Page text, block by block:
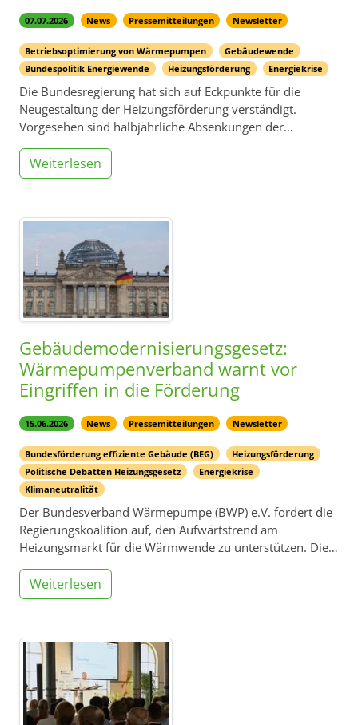
07.07.2026 News Pressemitteilungen Newsletter
Betriebsoptimierung von Wärmepumpen
Gebäudewende
Bundespolitik Energiewende
Heizungsförderung Energiekrise
Die Bundesregierung hat sich auf Eckpunkte für die
Neugestaltung der Heizungsförderung verständigt.
Vorgesehen sind halbjährliche Absenkungen der…
Weiterlesen
Gebäudemodernisierungsgesetz:
Wärmepumpenverband warnt vor
Eingriffen in die Förderung
15.06.2026 News Pressemitteilungen Newsletter
Bundesförderung effiziente Gebäude (BEG)
Heizungsförderung
Politische Debatten Heizungsgesetz
Energiekrise
Klimaneutralität
Der Bundesverband Wärmepumpe (BWP) e.V. fordert die
Regierungskoalition auf, den Aufwärtstrend am
Heizungsmarkt für die Wärmwende zu unterstützen. Die…
Weiterlesen